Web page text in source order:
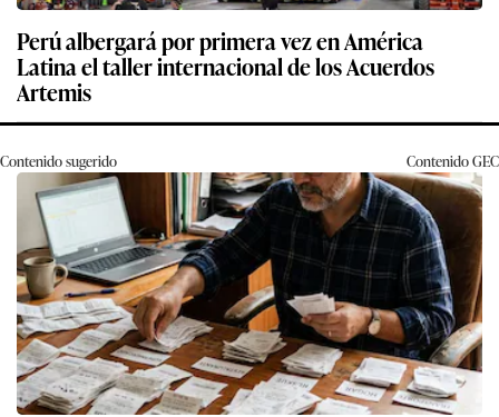
Perú albergará por primera vez en América
Latina el taller internacional de los Acuerdos
Artemis
Contenido sugerido ContenidoGEC